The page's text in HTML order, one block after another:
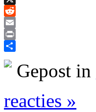
X
Reddit
Email
Print
Gepost in
reacties »